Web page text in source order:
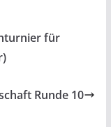
für
Runde 10